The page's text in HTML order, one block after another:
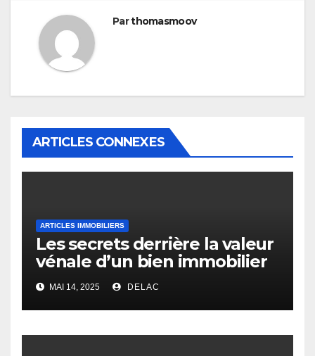
Parthomasmoov
ARTICLES CONNEXES
ARTICLES IMMOBILIERS
Les secrets derrière la valeur
vénale d’un bien immobilier
MAI 14, 2025 DELAC